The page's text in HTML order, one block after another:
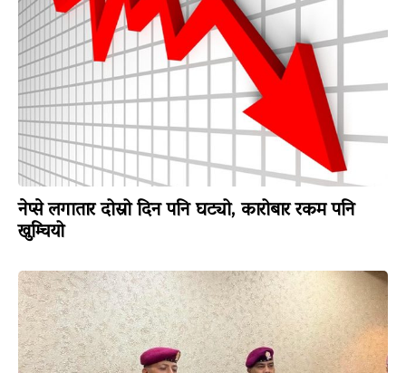
नेप्से लगातार दोस्रो दिन पनि घट्यो, कारोबार रकम पनि
खुम्चियो